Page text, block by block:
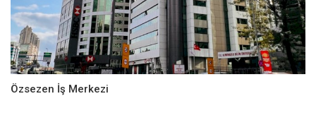
Özsezen İş Merkezi